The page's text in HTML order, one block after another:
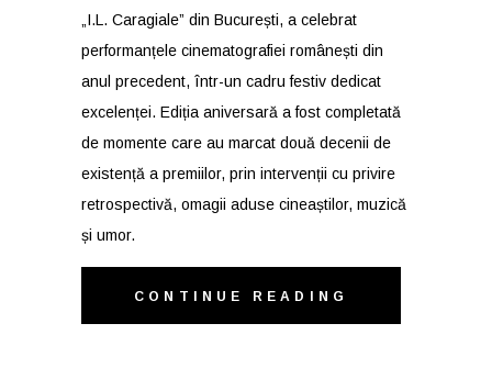
„I.L. Caragiale” din București, a celebrat
performanțele cinematografiei românești din
anul precedent, într-un cadru festiv dedicat
excelenței. Ediția aniversară a fost completată
de momente care au marcat două decenii de
existență a premiilor, prin intervenții cu privire
retrospectivă, omagii aduse cineaștilor, muzică
și umor.
CONTINUE READING